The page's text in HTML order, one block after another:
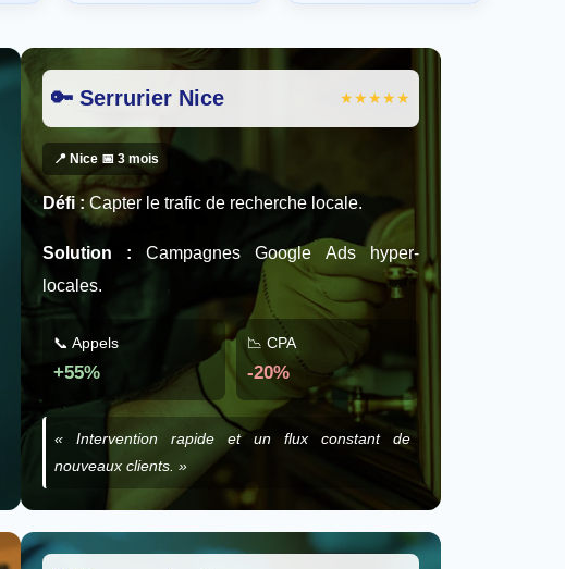
🔑 Serrurier Nice ★★★★★
📍 Nice 📅 3 mois
Défi : Capter le trafic de recherche locale.
Solution : Campagnes Google Ads hyper-
locales.
📞 Appels
+55%
📉 CPA
-20%
« Intervention rapide et un flux constant de
nouveaux clients. »